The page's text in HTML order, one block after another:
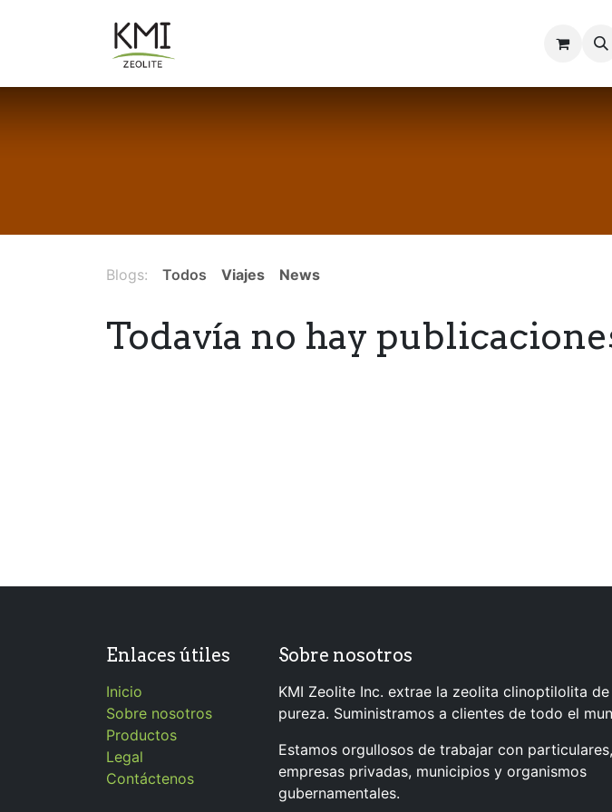
Blogs: Todos Viajes News
Todavía no hay
Enlaces útiles
Inicio
Sobre nosotros
Productos
Legal
Contáctenos
Sobre nosotros
KMI Zeolite Inc. extrae la zeolita clinoptilolita
pureza. Suministramos a clientes de todo el
Estamos orgullosos de trabajar con particulares,
empresas privadas, municipios y organismos
gubernamentales.